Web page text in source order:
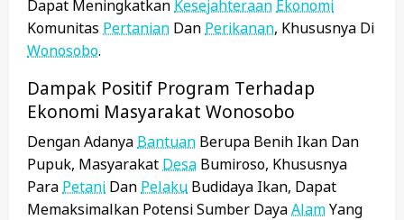
Dapat Meningkatkan Kesejahteraan Ekonomi
Komunitas Pertanian Dan Perikanan, Khususnya Di
Wonosobo.
Dampak Positif Program Terhadap
Ekonomi Masyarakat Wonosobo
Dengan Adanya Bantuan Berupa Benih Ikan Dan
Pupuk, Masyarakat Desa Bumiroso, Khususnya
Para Petani Dan Pelaku Budidaya Ikan, Dapat
Memaksimalkan Potensi Sumber DayaAlamYang